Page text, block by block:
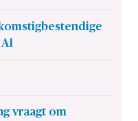
vraagt om